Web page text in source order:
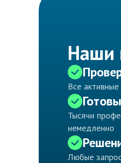
Наши
Все
Тысячи
немедленно
Любые